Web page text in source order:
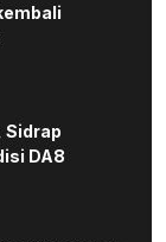
Sidrap
DA8